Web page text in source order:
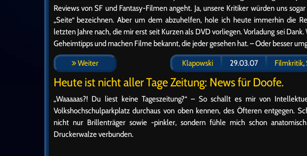
Reviews von SF und Fantasy-Filmen angeht. Ja, unsere Kritiker würden uns
„Seite“ bezeichnen. Aber um dem abzuhelfen, hole ich heute immerhin die
letzten Jahre nach, die mir erst seit Kurzen als DVD vorliegen. Vorladung sei
Geheimtipps und machen Filme bekannt, die jeder gesehen hat. – Oder besser
Weiter Klapowski 29.03.07 Filmkritik,
Heute ist nicht aller Tage Zeitung: News für Doofe.
„Waaaaas?! Du liest keine Tageszeitung?“ – So schallt es mir von
Volkshochschulparkplatz durchaus von oben kennen, des Öfteren entgegen.
nicht nur Brillenträger sowie -pinkler, sondern fühle mich schon
Druckerwalze verbunden.